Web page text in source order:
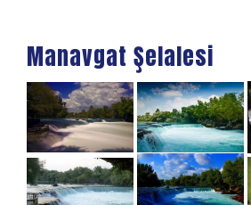
Manavgat Şelalesi